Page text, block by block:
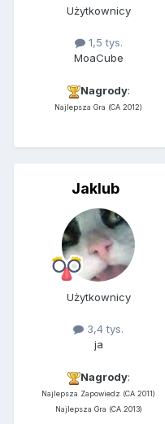
Użytkownicy
1,5 tys.
MoaCube
Nagrody:
Najlepsza Gra (CA 2012)
Jaklub
Użytkownicy
3,4 tys.
ja
Nagrody:
Najlepsza Zapowiedz (CA 2011)
Najlepsza Gra (CA 2013)